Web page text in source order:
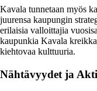
Kavala tunnetaan myös
juurensa kaupungin
erilaisia valloittajia
kaupunkia Kavala
kiehtovaa kulttuuria.
Nähtävyydet ja